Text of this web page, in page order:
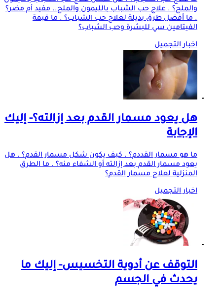
والملح؟ . علاج حب الشباب بالليمون والملح.. مفيد أم مضر؟
. ما أفضل طرق بديلة لعلاج حب الشباب؟ . ما قيمة
الفيتامين سي للبشرة وحب الشباب؟
اخبار التجميل
هل يعود مسمار القدم بعد إزالته؟- إليك
الإجابة
ما هو مسمار القددم؟ . كيف يكون شكل مسمار القدم؟ . هل
يعود مسمار القدم بعد إزالته أو الشفاء منه؟ . ما الطرق
المنزلية لعلاج مسمار القدم؟
اخبار التجميل
التوقف عن أدوية التخسيس- إليك ما
يحدث في الجسم